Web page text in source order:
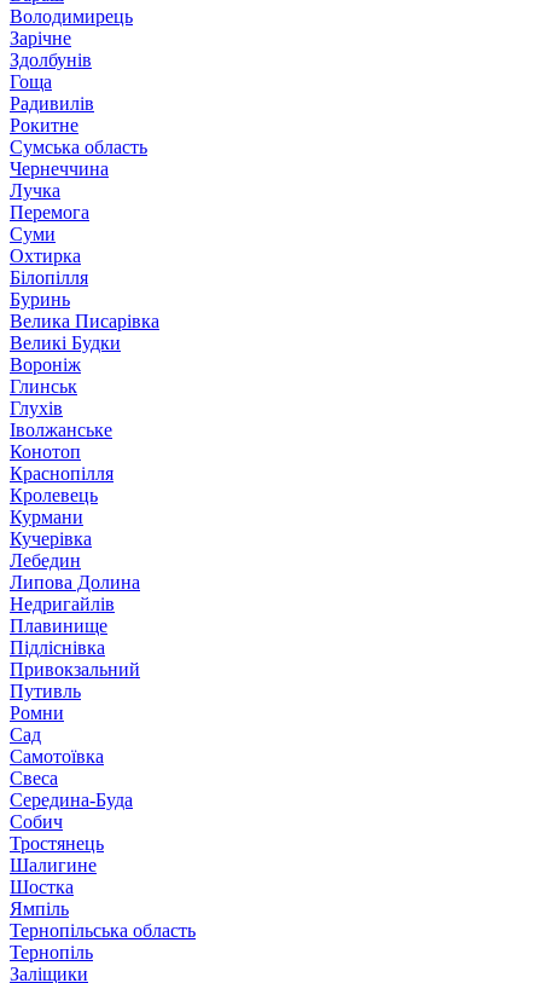
Володимирець
Зарічне
Здолбунів
Гоща
Радивилів
Рокитне
Сумська область
Чернеччина
Лучка
Перемога
Суми
Охтирка
Білопілля
Буринь
Велика Писарівка
Великі Будки
Вороніж
Глинськ
Глухів
Іволжанське
Конотоп
Краснопілля
Кролевець
Курмани
Кучерівка
Лебедин
Липова Долина
Недригайлів
Плавинище
Підліснівка
Привокзальний
Путивль
Ромни
Сад
Самотоївка
Свеса
Середина-Буда
Собич
Тростянець
Шалигине
Шостка
Ямпіль
Тернопільська область
Тернопіль
Заліщики